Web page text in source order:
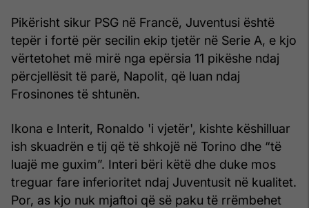
Pikërisht sikur PSG në Francë, Juventusi është
tepër i fortë për secilin ekip tjetër në Serie A, e kjo
vërtetohet më mirë nga epërsia 11 pikëshe ndaj
përcjellësit të parë, Napolit, që luan ndaj
Frosinones të shtunën.
Ikona e Interit, Ronaldo 'i vjetër', kishte këshilluar
ish skuadrën e tij që të shkojë në Torino dhe “të
luajë me guxim”. Interi bëri këtë dhe duke mos
treguar fare inferioritet ndaj Juventusit në kualitet.
Por, as kjo nuk mjaftoi që së paku të rrëmbehet